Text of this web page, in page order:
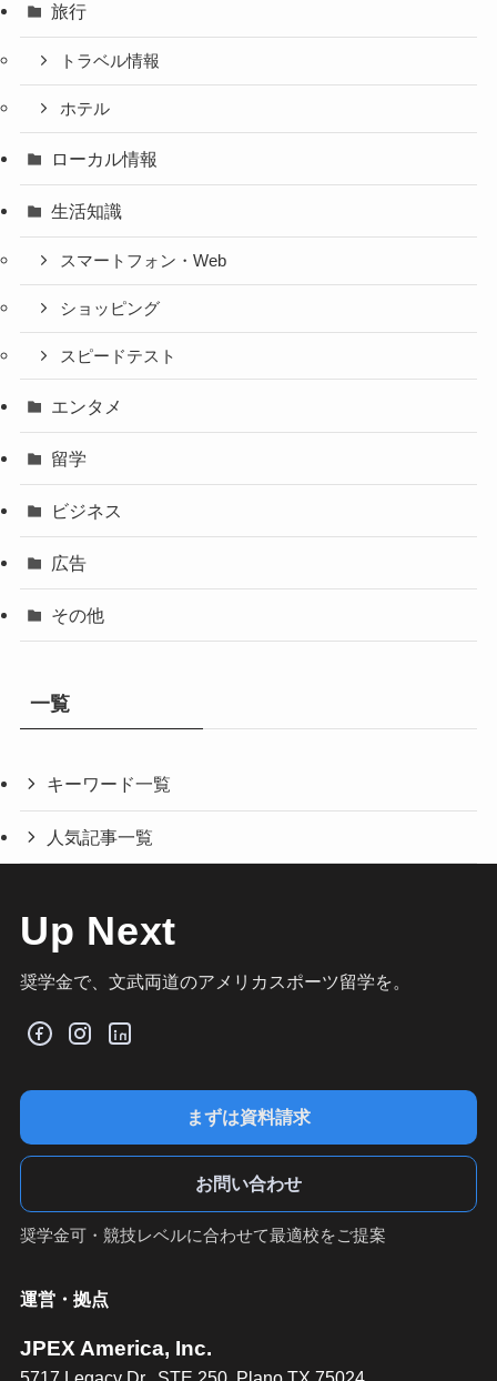
旅行
トラベル情報
ホテル
ローカル情報
生活知識
スマートフォン・Web
ショッピング
スピードテスト
エンタメ
留学
ビジネス
広告
その他
一覧
キーワード一覧
人気記事一覧
Up Next
奨学金で、文武両道のアメリカスポーツ留学を。
まずは資料請求
お問い合わせ
奨学金可・競技レベルに合わせて最適校をご提案
運営・拠点
JPEX America, Inc.